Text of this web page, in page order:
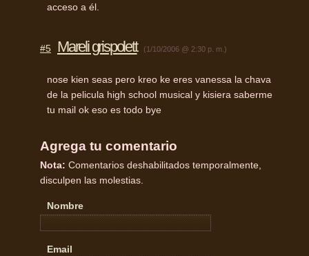
acceso a él.
#5 Mareli grispolett (1/10/2006 @ 2:30 p. m.)
nose kien seas pero kreo ke eres vanessa la chava
de la pelicula high school musical y kisiera saberme
tu mail ok eso es todo bye
Agrega tu comentario
Nota: Comentarios deshabilitados temporalmente,
disculpen las molestias.
Nombre
Email